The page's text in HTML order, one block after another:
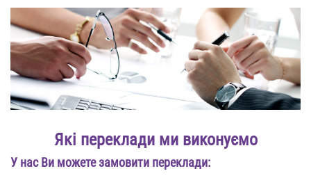
Які переклади ми виконуємо
У нас Ви можете замовити переклади: